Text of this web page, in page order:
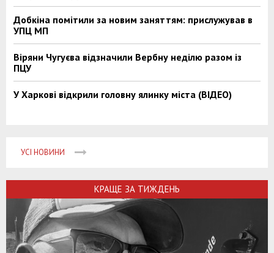
Добкіна помітили за новим заняттям: прислужував в
УПЦ МП
Віряни Чугуєва відзначили Вербну неділю разом із
ПЦУ
У Харкові відкрили головну ялинку міста (ВІДЕО)
УСІ НОВИНИ
КРАЩЕ ЗА ТИЖДЕНЬ